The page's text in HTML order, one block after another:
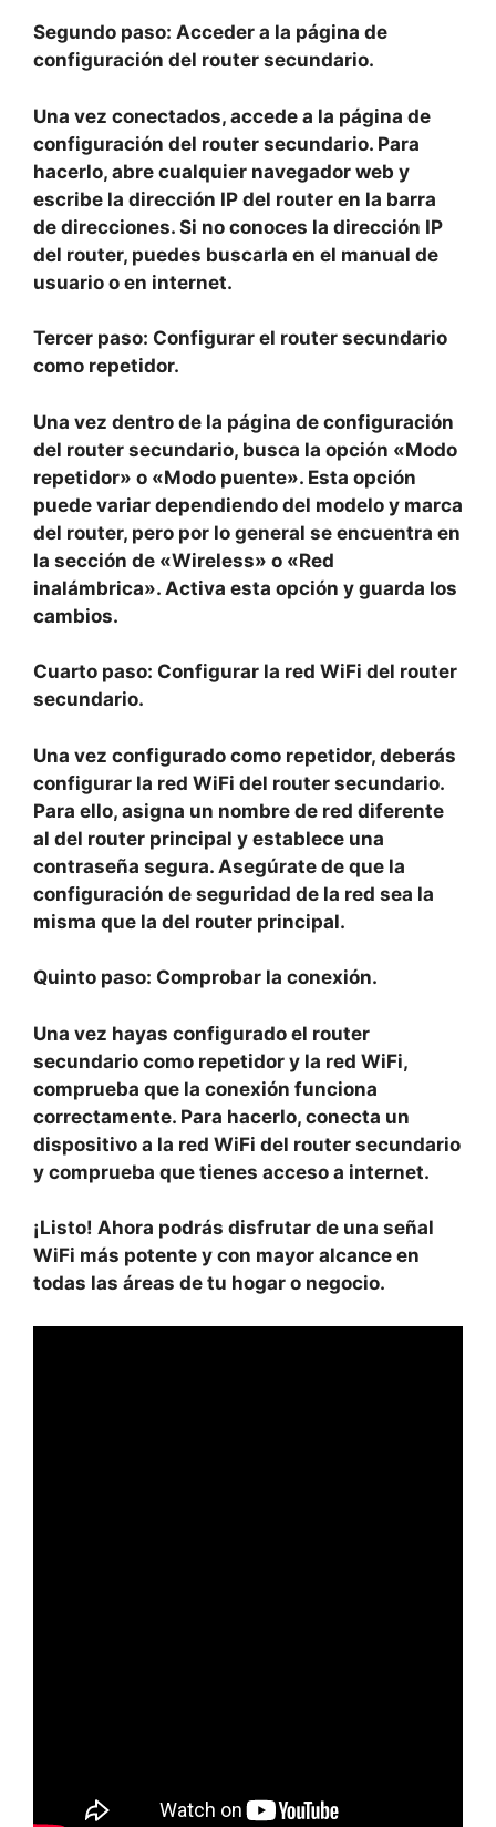
Segundo paso: Acceder a la página de
configuración del router secundario.
Una vez conectados, accede a la página de
configuración del router secundario. Para
hacerlo, abre cualquier navegador web y
escribe la dirección IP del router en la barra
de direcciones. Si no conoces la dirección IP
del router, puedes buscarla en el manual de
usuario o en internet.
Tercer paso: Configurar el router secundario
como repetidor.
Una vez dentro de la página de configuración
del router secundario, busca la opción «Modo
repetidor» o «Modo puente». Esta opción
puede variar dependiendo del modelo y marca
del router, pero por lo general se encuentra en
la sección de «Wireless» o «Red
inalámbrica». Activa esta opción y guarda los
cambios.
Cuarto paso: Configurar la red WiFi del router
secundario.
Una vez configurado como repetidor, deberás
configurar la red WiFi del router secundario.
Para ello, asigna un nombre de red diferente
al del router principal y establece una
contraseña segura. Asegúrate de que la
configuración de seguridad de la red sea la
misma que la del router principal.
Quinto paso: Comprobar la conexión.
Una vez hayas configurado el router
secundario como repetidor y la red WiFi,
comprueba que la conexión funciona
correctamente. Para hacerlo, conecta un
dispositivo a la red WiFi del router secundario
y comprueba que tienes acceso a internet.
¡Listo! Ahora podrás disfrutar de una señal
WiFi más potente y con mayor alcance en
todas las áreas de tu hogar o negocio.